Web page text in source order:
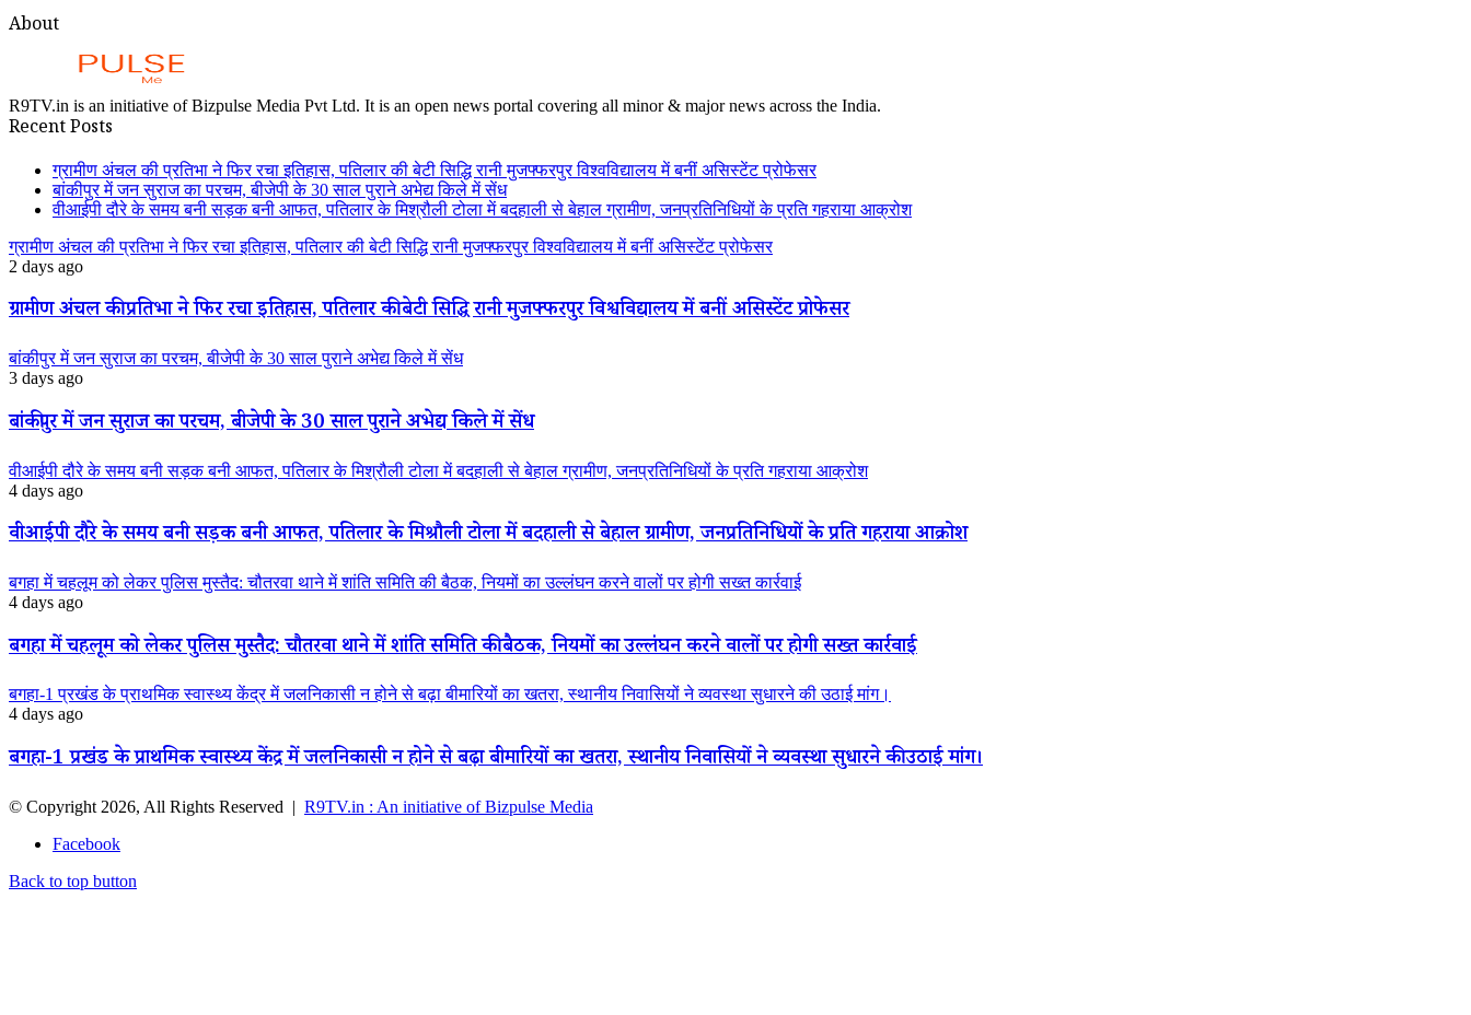
About
R9TV.in is an initiative of Bizpulse Media Pvt Ltd. It is an open news portal covering all minor & major news across the India.
Recent Posts
ग्रामीण अंचल की प्रतिभा ने फिर रचा इतिहास, पतिलार की बेटी सिद्धि रानी मुजफ्फरपुर विश्वविद्यालय में बनीं असिस्टेंट प्रोफेसर
बांकीपुर में जन सुराज का परचम, बीजेपी के 30 साल पुराने अभेद्य किले में सेंध
वीआईपी दौरे के समय बनी सड़क बनी आफत, पतिलार के मिश्रौली टोला में बदहाली से बेहाल ग्रामीण, जनप्रतिनिधियों के प्रति गहराया आक्रोश
ग्रामीण अंचल की प्रतिभा ने फिर रचा इतिहास, पतिलार की बेटी सिद्धि रानी मुजफ्फरपुर विश्वविद्यालय में बनीं असिस्टेंट प्रोफेसर
2 days ago
ग्रामीण अंचल की प्रतिभा ने फिर रचा इतिहास, पतिलार की बेटी सिद्धि रानी मुजफ्फरपुर विश्वविद्यालय में बनीं असिस्टेंट प्रोफेसर
बांकीपुर में जन सुराज का परचम, बीजेपी के 30 साल पुराने अभेद्य किले में सेंध
3 days ago
बांकीपुर में जन सुराज का परचम, बीजेपी के 30 साल पुराने अभेद्य किले में सेंध
वीआईपी दौरे के समय बनी सड़क बनी आफत, पतिलार के मिश्रौली टोला में बदहाली से बेहाल ग्रामीण, जनप्रतिनिधियों के प्रति गहराया आक्रोश
4 days ago
वीआईपी दौरे के समय बनी सड़क बनी आफत, पतिलार के मिश्रौली टोला में बदहाली से बेहाल ग्रामीण, जनप्रतिनिधियों के प्रति गहराया आक्रोश
बगहा में चहलूम को लेकर पुलिस मुस्तैद: चौतरवा थाने में शांति समिति की बैठक, नियमों का उल्लंघन करने वालों पर होगी सख्त कार्रवाई
4 days ago
बगहा में चहलूम को लेकर पुलिस मुस्तैद: चौतरवा थाने में शांति समिति की बैठक, नियमों का उल्लंघन करने वालों पर होगी सख्त कार्रवाई
बगहा-1 प्रखंड के प्राथमिक स्वास्थ्य केंद्र में जलनिकासी न होने से बढ़ा बीमारियों का खतरा, स्थानीय निवासियों ने व्यवस्था सुधारने की उठाई मांग।
4 days ago
बगहा-1 प्रखंड के प्राथमिक स्वास्थ्य केंद्र में जलनिकासी न होने से बढ़ा बीमारियों का खतरा, स्थानीय निवासियों ने व्यवस्था सुधारने की उठाई मांग।
© Copyright 2026, All Rights Reserved | R9TV.in : An initiative of Bizpulse Media
Facebook
Back to top button